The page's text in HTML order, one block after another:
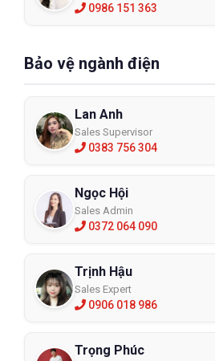
0986 151 363
Bảo vệ ngành điện
Lan Anh
Sales Supervisor
0383 756 304
Ngọc Hội
Sales Admin
0372 064 090
Trịnh Hậu
Sales Expert
0906 018 986
Trọng Phúc